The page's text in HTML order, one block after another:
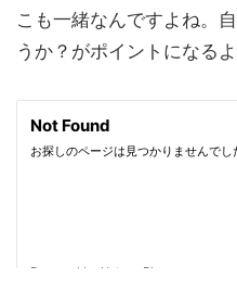
こも一緒なんですよね。
うか？がポイントになるよ